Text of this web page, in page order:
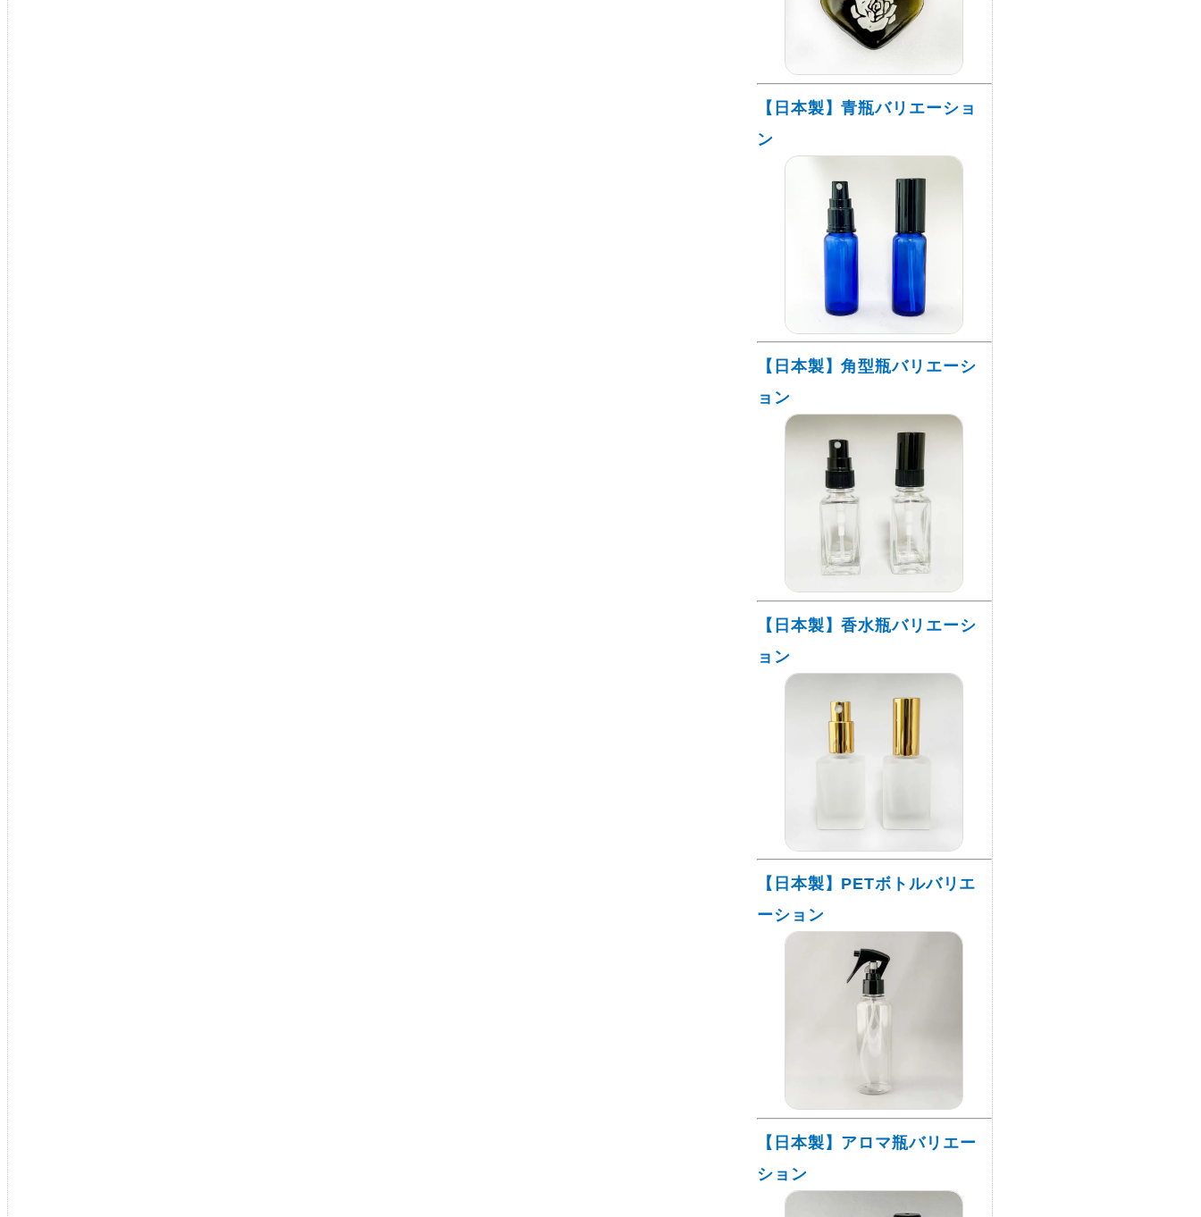
【日本製】青瓶バリエーショ
ン
【日本製】角型瓶バリエーシ
ョン
【日本製】香水瓶バリエーシ
ョン
【日本製】PETボトルバリエ
ーション
【日本製】アロマ瓶バリエー
ション